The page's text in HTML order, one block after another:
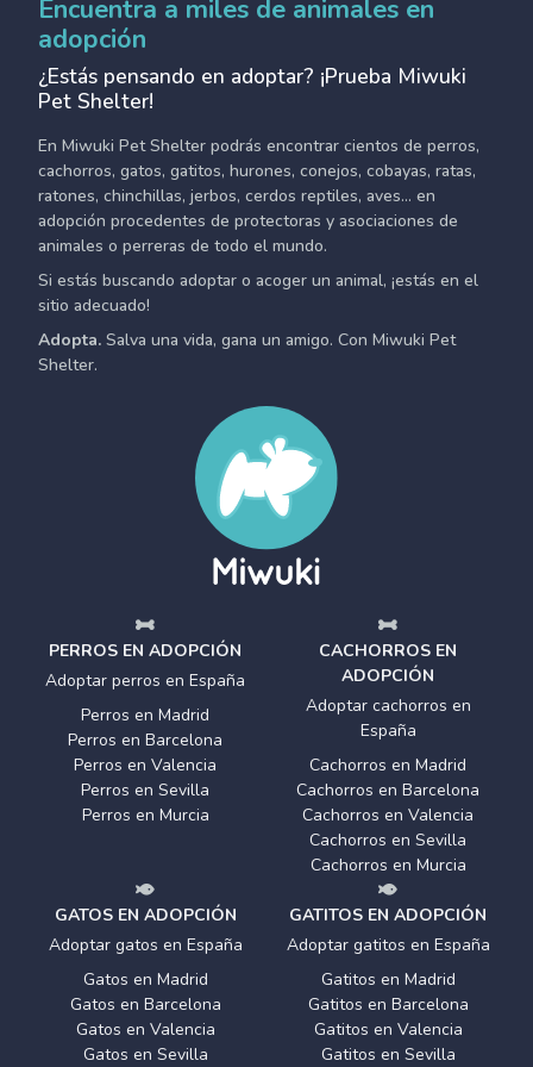
Encuentra a miles de animales en
adopción
¿Estás pensando en adoptar? ¡Prueba Miwuki
Pet Shelter!
En Miwuki Pet Shelter podrás encontrar cientos de perros,
cachorros, gatos, gatitos, hurones, conejos, cobayas, ratas,
ratones, chinchillas, jerbos, cerdos reptiles, aves... en
adopción procedentes de protectoras y asociaciones de
animales o perreras de todo el mundo.
Si estás buscando adoptar o acoger un animal, ¡estás en el
sitio adecuado!
Adopta. Salva una vida, gana un amigo. Con Miwuki Pet
Shelter.
PERROS EN ADOPCIÓN
Adoptar perros en España
Perros en Madrid
Perros en Barcelona
Perros en Valencia
Perros en Sevilla
Perros en Murcia
CACHORROS EN
ADOPCIÓN
Adoptar cachorros en
España
Cachorros en Madrid
Cachorros en Barcelona
Cachorros en Valencia
Cachorros en Sevilla
Cachorros en Murcia
GATOS EN ADOPCIÓN
Adoptar gatos en España
Gatos en Madrid
Gatos en Barcelona
Gatos en Valencia
Gatos en Sevilla
GATITOS EN ADOPCIÓN
Adoptar gatitos en España
Gatitos en Madrid
Gatitos en Barcelona
Gatitos en Valencia
Gatitos en Sevilla